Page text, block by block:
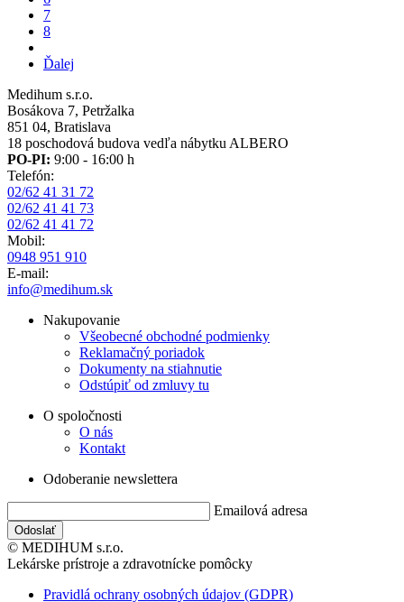
Page
7
Page
8
Ďalšia
Ďalej
Medihum s.r.o.
Bosákova 7, Petržalka
851 04, Bratislava
18 poschodová budova vedľa nábytku ALBERO
PO-PI: 9:00 - 16:00 h
Telefón:
02/62 41 31 72
02/62 41 41 73
02/62 41 41 72
Mobil:
0948 951 910
E-mail:
info@medihum.sk
Nakupovanie
Všeobecné obchodné podmienky
Reklamačný poriadok
Dokumenty na stiahnutie
Odstúpiť od zmluvy tu
O spoločnosti
O nás
Kontakt
Odoberanie newslettera
Emailová adresa
© MEDIHUM s.r.o.
Lekárske prístroje a zdravotnícke pomôcky
Pravidlá ochrany osobných údajov (GDPR)